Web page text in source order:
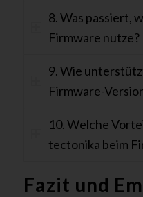
8. Was passiert,
Firmware nutze?
9. Wie
Firmware-
10. Welche
tectonika beim
Fazit und